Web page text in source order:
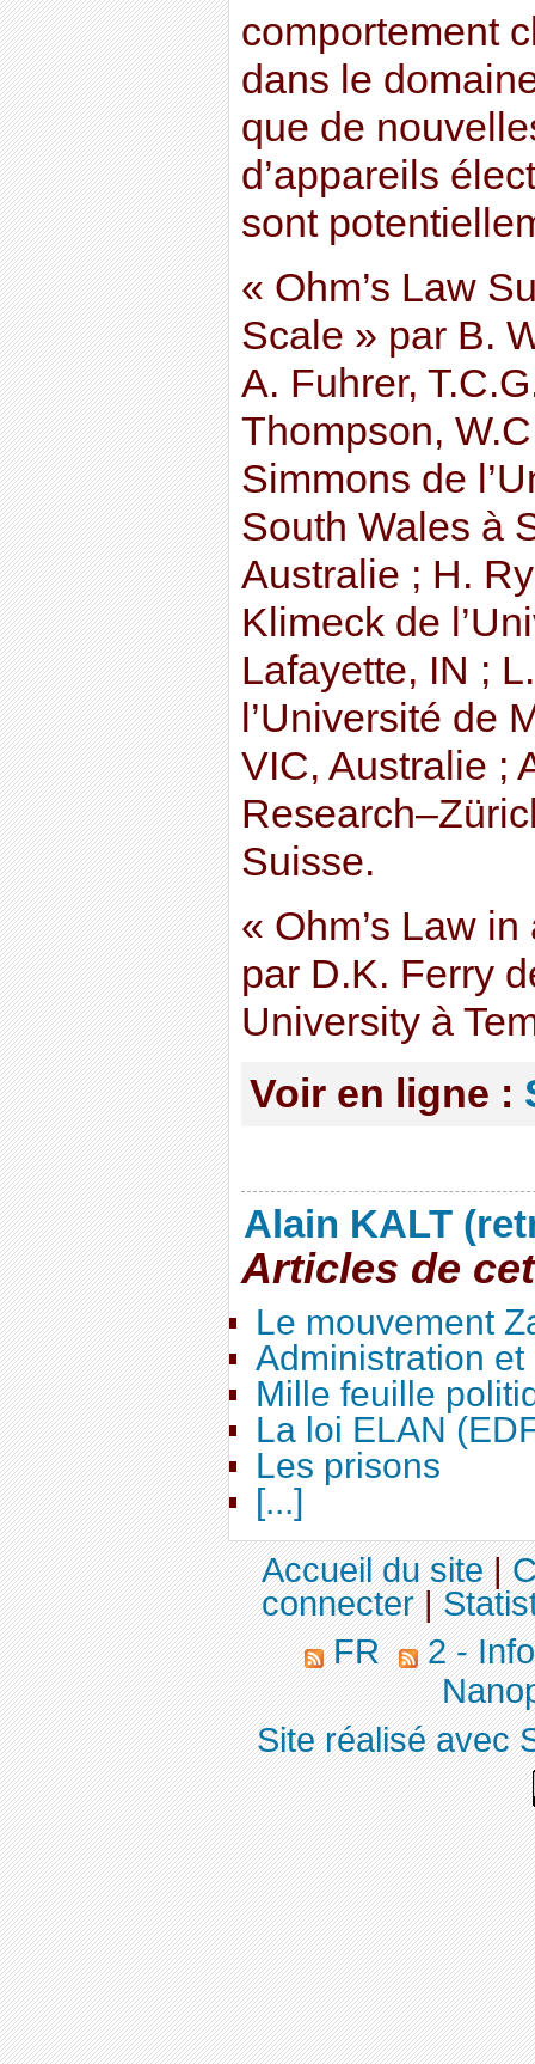
comportement
dans le
que de
d’appareils
sont
« Ohm’s Law
Scale » par B.
A. Fuhrer,
Thompson,
Simmons de
South Wales à
Australie ; H.
Klimeck de
Lafayette, IN ;
l’Université de
VIC, Australie ;
Suisse.
« Ohm’s Law
par D.K. Ferry
University à
Voir en ligne :
Alain KALT
Articles de
Le mouvement
Administration
Mille feuille
La loi ELAN
Les prisons
[...]
Accueil du site|
connecter|
FR
2 -
Site réalisé avec